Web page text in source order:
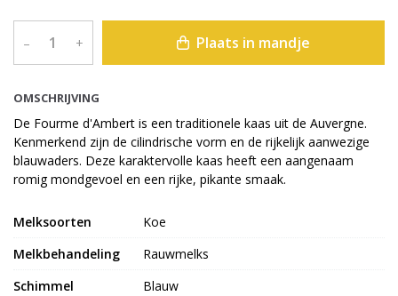
OMSCHRIJVING
De Fourme d'Ambert is een traditionele kaas uit de Auvergne.
Kenmerkend zijn de cilindrische vorm en de rijkelijk aanwezige
blauwaders. Deze karaktervolle kaas heeft een aangenaam
romig mondgevoel en een rijke, pikante smaak.
– + Plaats in mandje
Melksoorten
Koe
Melkbehandeling
Rauwmelks
Schimmel
Blauw